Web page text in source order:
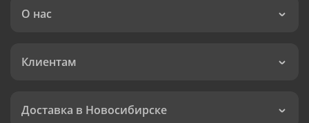
О нас
Клиентам
Доставка в Новосибирске